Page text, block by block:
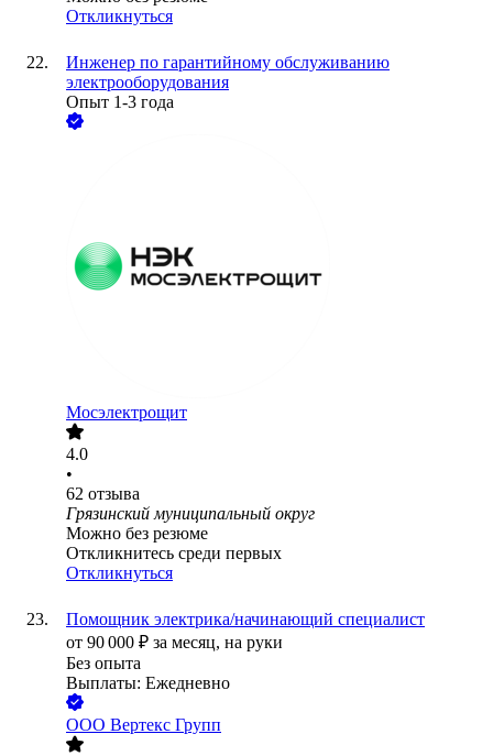
Откликнуться
Инженер по гарантийному обслуживанию
электрооборудования
Опыт 1-3 года
Мосэлектрощит
4.0
•
62 отзыва
Грязинский муниципальный округ
Можно без резюме
Откликнитесь среди первых
Откликнуться
Помощник электрика/начинающий специалист
от 90 000 ₽ за месяц, на руки
Без опыта
Выплаты: Ежедневно
ООО Вертекс Групп